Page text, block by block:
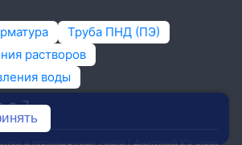
Труба ПНД (ПЭ)
растворов
воды
д. 7